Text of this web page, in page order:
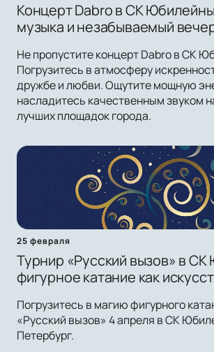
Концерт Dabro в СК
музыка и незабываемый
Не пропустите концерт Dabro в СК
Погрузитесь в атмосферу
дружбе и любви. Ощутите мощную
насладитесь качественным звуком
лучших площадок города.
25 февраля
Турнир «Русский вызов» в
фигурное катание как
Погрузитесь в магию фигурного
«Русский вызов» 4 апреля в СК
Петербург.